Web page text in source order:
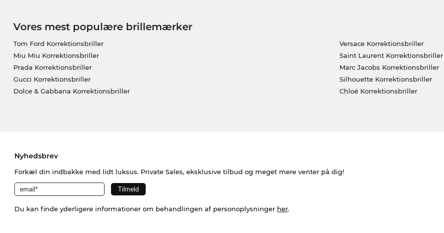
Vores mest populære brillemærker
Tom Ford Korrektionsbriller
Miu Miu Korrektionsbriller
Prada Korrektionsbriller
Gucci Korrektionsbriller
Dolce & Gabbana Korrektionsbriller
Versace Korrektionsbriller
Saint Laurent Korrektionsbriller
Marc Jacobs Korrektionsbriller
Silhouette Korrektionsbriller
Chloé Korrektionsbriller
Nyhedsbrev
Forkæl din indbakke med lidt luksus. Private Sales, eksklusive tilbud og meget mere venter på dig!
Du kan finde yderligere informationer om behandlingen af personoplysninger her.